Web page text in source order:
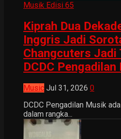
Kiprah Dua
Inggris Jadi
Changcuters Jadi
DCDC
Music Jul 31, 2026 0
DCDC Pengadilan Musik
dalam rangka...